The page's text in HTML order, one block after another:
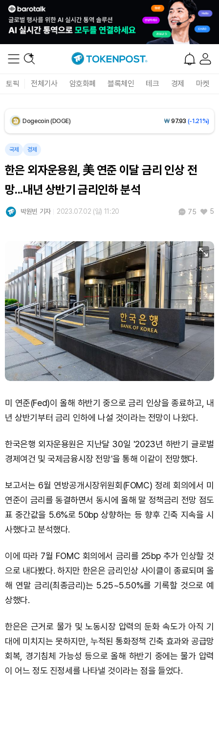
토픽 전체기사 암호화폐 블록체인 테크 경제 마켓
XRP (XRP) ₩1,483(-1.75%)
₩104,121(-0.99%)
TRON (TRX) 465.3(-0.30%)
Hyperliquid (HYPE) 78,956 (-2.72%)
국제 경제
한은 외자운용원, 美 연준 이달 금리 인상 전
망...내년 상반기 금리인하 분석
박원빈 기자 2023.07.02 (일) 11:20 75 5
미 연준(Fed)이 올해 하반기 중으로 금리 인상을 종료하고, 내
년 상반기부터 금리 인하에 나설 것이라는 전망이 나왔다.
한국은행 외자운용원은 지난달 30일 '2023년 하반기 글로벌
경제여건 및 국제금융시장 전망'을 통해 이같이 전망했다.
보고서는 6월 연방공개시장위원회(FOMC) 정례 회의에서 미
연준이 금리를 동결하면서 동시에 올해 말 정책금리 전망 점도
표 중간값을 5.6%로 50bp 상향하는 등 향후 긴축 지속을 시
사했다고 분석했다.
이에 따라 7월 FOMC 회의에서 금리를 25bp 추가 인상할 것
으로 내다봤다. 하지만 한은은 금리인상 사이클이 종료되며 올
해 연말 금리(최종금리)는 5.25~5.50%를 기록할 것으로 예
상했다.
한은은 근거로 물가 및 노동시장 압력의 둔화 속도가 아직 기
대에 미치지는 못하지만, 누적된 통화정책 긴축 효과와 공급망
회복, 경기침체 가능성 등으로 올해 하반기 중에는 물가 압력
이 어느 정도 진정세를 나타낼 것이라는 점을 들었다.